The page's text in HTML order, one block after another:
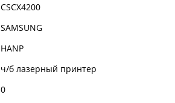
CSCX4200
SAMSUNG
HANP
ч/б лазерный принтер
0